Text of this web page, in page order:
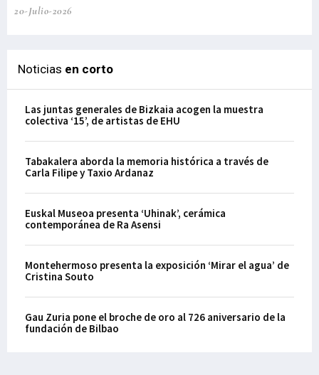
20-Julio-2026
Noticias en corto
Las juntas generales de Bizkaia acogen la muestra
colectiva ‘15’, de artistas de EHU
Tabakalera aborda la memoria histórica a través de
Carla Filipe y Taxio Ardanaz
Euskal Museoa presenta ‘Uhinak’, cerámica
contemporánea de Ra Asensi
Montehermoso presenta la exposición ‘Mirar el agua’ de
Cristina Souto
Gau Zuria pone el broche de oro al 726 aniversario de la
fundación de Bilbao